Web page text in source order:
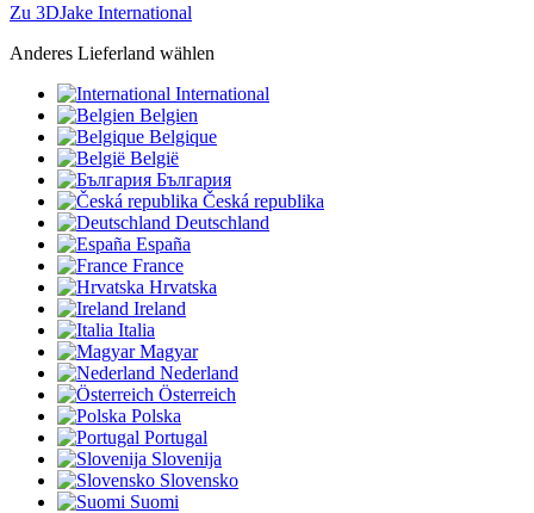
Zu 3DJake International
Anderes Lieferland wählen
International
Belgien
Belgique
België
България
Česká republika
Deutschland
España
France
Hrvatska
Ireland
Italia
Magyar
Nederland
Österreich
Polska
Portugal
Slovenija
Slovensko
Suomi